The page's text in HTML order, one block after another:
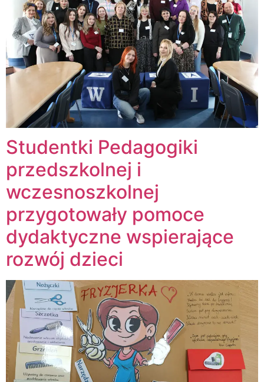
Studentki Pedagogiki
przedszkolnej i
wczesnoszkolnej
przygotowały pomoce
dydaktyczne wspierające
rozwój dzieci